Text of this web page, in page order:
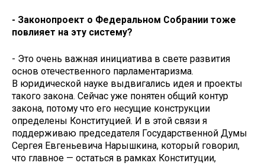
- Законопроект о Федеральном Собрании тоже
повлияет на эту систему?
- Это очень важная инициатива в свете развития
основ отечественного парламентаризма.
В юридической науке выдвигались идея и проекты
такого закона. Сейчас уже понятен общий контур
закона, потому что его несущие конструкции
определены Конституцией. И в этой связи я
поддерживаю председателя Государственной Думы
Сергея Евгеньевича Нарышкина, который говорил,
что главное — остаться в рамках Конституции,